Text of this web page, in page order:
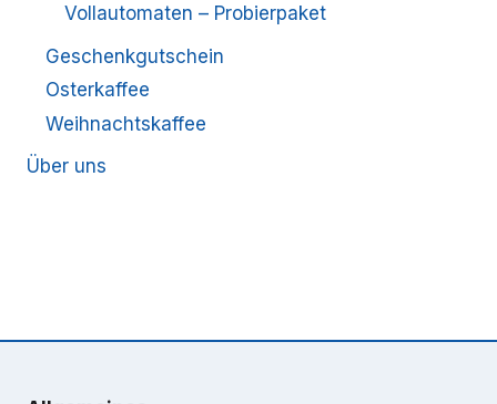
Vollautomaten – Probierpaket
Geschenkgutschein
Osterkaffee
Weihnachtskaffee
Über uns